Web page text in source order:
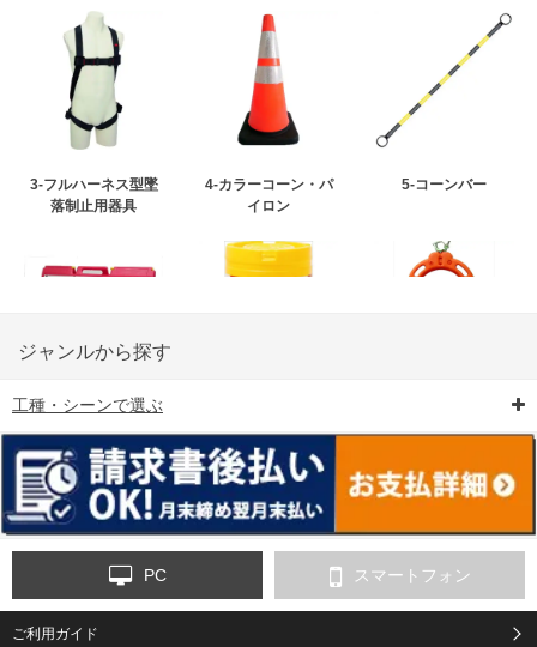
3-フルハーネス型墜
落制止用器具
4-カラーコーン・パ
イロン
5-コーンバー
6-矢印板/LED矢印板
ンス
ジャンルから探す
工種・シーンで選ぶ
PC スマートフォン
ご利用ガイド